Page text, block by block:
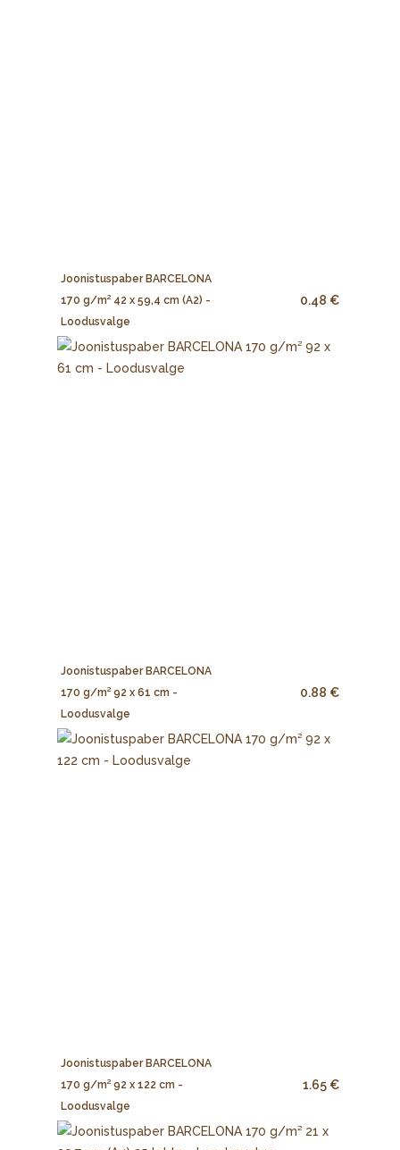
Joonistuspaber BARCELONA
170 g/m² 42 x 59,4 cm (A2) -
Loodusvalge
0.48 €
Joonistuspaber BARCELONA
170 g/m² 92 x 61 cm -
Loodusvalge
0.88 €
Joonistuspaber BARCELONA
170 g/m² 92 x 122 cm -
Loodusvalge
1.65 €